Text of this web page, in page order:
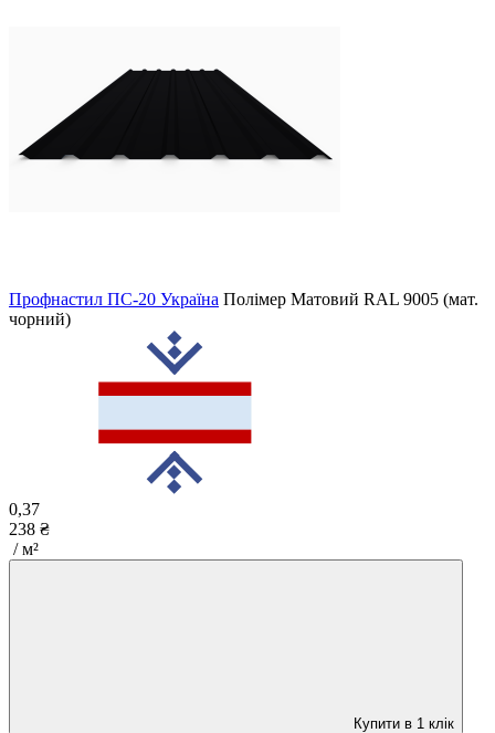
Профнастил ПС-20 Україна Полімер Матовий RAL 9005 (мат.
чорний)
0,37
238 ₴
/ м²
Купити в 1 клік